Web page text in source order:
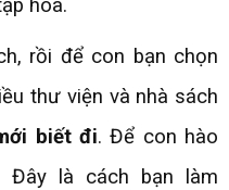
hóa.
rồi để con bạn chọn
thư viện và nhà sách
biết đi. Để con hào
Đây là cách bạn làm